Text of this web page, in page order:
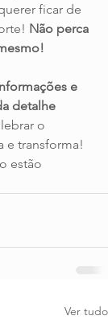
ficar de
Não perca
e
detalhe
o
e transforma!
estão
Ver tudo